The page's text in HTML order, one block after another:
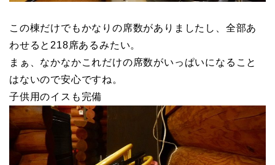
この棟だけでもかなりの席数がありましたし、全部あ
わせると218席あるみたい。
まぁ、なかなかこれだけの席数がいっぱいになること
はないので安心ですね。
子供用のイスも完備